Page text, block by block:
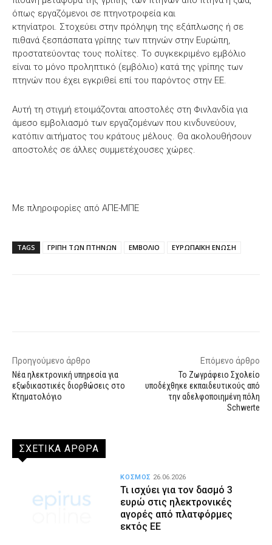
όπως εργαζόμενοι σε πτηνοτροφεία και
κτηνίατροι. Στοχεύει στην πρόληψη της εξάπλωσης ή σε
πιθανά ξεσπάσπατα γρίπης των πτηνών στην Ευρώπη,
προστατεύοντας τους πολίτες. Το συγκεκριμένο εμβόλιο
είναι το μόνο προληπτικό (εμβόλιο) κατά της γρίπης των
πτηνών που έχει εγκριθεί επί του παρόντος στην ΕΕ.
Αυτή τη στιγμή ετοιμάζονται αποστολές στη Φινλανδία για
άμεσο εμβολιασμό των εργαζομένων που κινδυνεύουν,
κατόπιν αιτήματος του κράτους μέλους. Θα ακολουθήσουν
αποστολές σε άλλες συμμετέχουσες χώρες.
Με πληροφορίες από ΑΠΕ-ΜΠΕ
TAGS ΓΡΙΠΗ ΤΩΝ ΠΤΗΝΩΝ ΕΜΒΟΛΙΟ ΕΥΡΩΠΑΪΚΗ ΕΝΩΣΗ
Προηγούμενο άρθρο
Νέα ηλεκτρονική υπηρεσία για
εξωδικαστικές διορθώσεις στο
Κτηματολόγιο
Επόμενο άρθρο
Το Ζωγράφειο Σχολείο
υποδέχθηκε εκπαιδευτικούς από
την αδελφοποιημένη πόλη
Schwerte
ΣΧΕΤΙΚΑ ΑΡΘΡΑ
Τι ισχύει για τον δασμό 3
ευρώ στις ηλεκτρονικές
αγορές από πλατφόρμες
εκτός ΕΕ
ΚΟΣΜΟΣ 26.06.2026